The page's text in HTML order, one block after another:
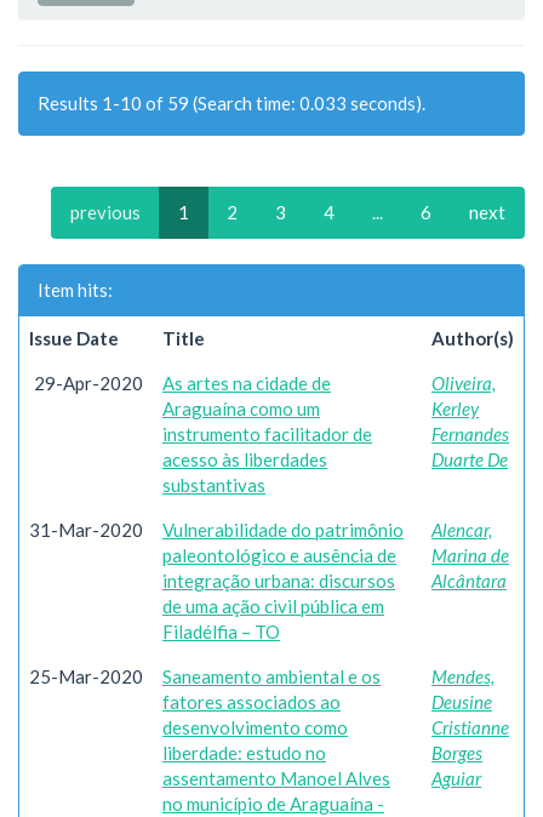
Results 1-10 of 59 (Search time: 0.033 seconds).
previous 1 2 3 4 ... 6 next
Item hits:
Issue Date Title Author(s)
29-Apr-2020
As artes na cidade de
Araguaína como um
instrumento facilitador de
acesso às liberdades
substantivas
Oliveira,
Kerley
Fernandes
Duarte De
31-Mar-2020
Vulnerabilidade do patrimônio
paleontológico e ausência de
integração urbana: discursos
de uma ação civil pública em
Filadélfia – TO
Alencar,
Marina de
Alcântara
25-Mar-2020
Saneamento ambiental e os
fatores associados ao
desenvolvimento como
liberdade: estudo no
assentamento Manoel Alves
no município de Araguaína -
Mendes,
Deusine
Cristianne
Borges
Aguiar